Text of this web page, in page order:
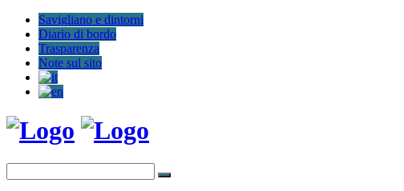
Savigliano e dintorni
Diario di bordo
Trasparenza
Note sul sito